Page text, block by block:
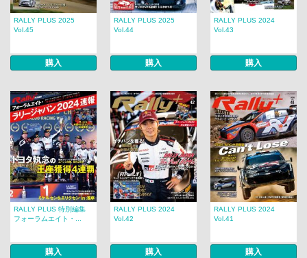
RALLY PLUS 2025
Vol.45
購入
RALLY PLUS 2025
Vol.44
購入
RALLY PLUS 2024
Vol.43
購入
RALLY PLUS 特別編集
フォーラムエイト・...
購入
RALLY PLUS 2024
Vol.42
購入
RALLY PLUS 2024
Vol.41
購入